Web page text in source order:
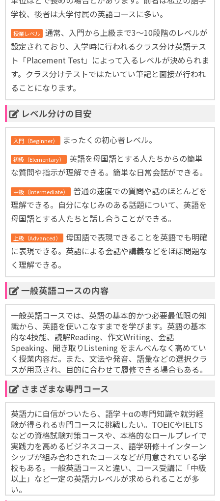
学校、後者は大学付属の英語コースに多い。
授業レベル
通常、入門から上級まで3～10段階のレベルが
設定されており、入学時に行われるクラス分け英語テス
ト「Placement Test」によって入るレベルが決められま
す。クラス分けテストではたいてい筆記と面接が行われ
ることになります。
レベル分けの目安
入門（Beginner） まったくの初心者レベル。
初級（Elementary）
英語を母国語とする人たちからの簡単
な質問や指示が理解できる。簡単な日常会話ができる。
中級（Intermediate）
普通の速度での質問や話のほとんどを
理解できる。自分になじみのある話題について、英語を
母国語とする人たちと話し合うことができる。
上級（Advanced）
母国語で表現できることを英語でも明確
に表現できる。英語による会話や講義などをほぼ問題な
く理解できる。
一般英語コースの内容
一般英語コースでは、英語の基本的かつ必要最低限の知
識から、英語を使いこなすまでを学びます。英語の基本
的な4技能、読解Reading、作文Writing、会話
Speaking、聞き取りListening をまんべんなく高めてい
く授業内容だ。また、文法や発音、語彙などの選択クラ
スが用意され、目的に合わせて履修できる場合もある。
さまざまな専門コース
英語力に自信がついたら、語学＋αの専門知識や就労経
験が得られる専門コースに挑戦したい。TOEICやIELTS
などの資格試験対策コースや、本格的なロールプレイで
実践力を高めるビジネスコース、語学研修＋インターン
シップが組み合わされたコースなどが用意されている学
校もある。一般英語コースと違い、コース受講に「中級
以上」など一定の英語力レベルが求められることが多
い。